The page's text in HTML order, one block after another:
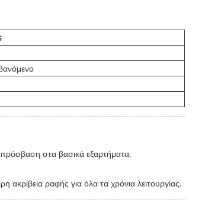
στα βασικά εξαρτήματα,
ραφής για όλα τα χρόνια λειτουργίας.